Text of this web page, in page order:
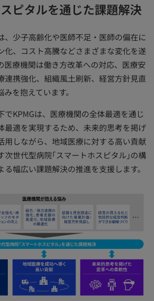
ピタルを通じた課題解決
、少子高齢化や医師不足・医師の偏在に
化、コスト高騰などさまざまな変化を遂
医療機関は働き方改革への対応、医療安
連携強化、組織風土刷新、経営方針見直
を抱えています。
でKPMGは、医療機関の全体最適を通じ
最適を実現するため、未来的思考を掲げ
用しながら、地域医療に対する高い貢献
次世代型病院｢スマートホスピタル｣の構
る幅広い課題解決の推進を支援します。